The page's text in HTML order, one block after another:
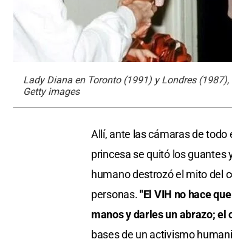
Lady Diana en Toronto (1991) y Londres
Getty images
Allí, ante las cámaras de
princesa se quitó los guantes
humano destrozó el mito del
personas."El VIH no hace
manos y darles un abrazo; el
bases de un activismo